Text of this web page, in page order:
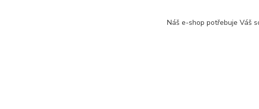
maznice 18 V XR
Náš e-shop potřebuje Váš